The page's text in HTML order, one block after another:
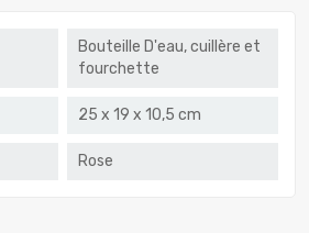
Bouteille D'eau, cuillère et
fourchette
25 x 19 x 10,5 cm
Rose